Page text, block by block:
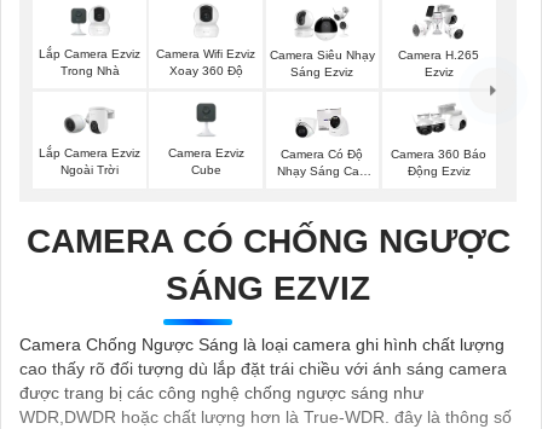
Lắp Camera Ezviz
Trong Nhà
Camera Wifi Ezviz
Xoay 360 Độ
Camera Siêu Nhạy
Sáng Ezviz
Camera H.265
Ezviz
Lắp Camera Ezviz
Ngoài Trời
Camera Ezviz
Cube
Camera Có Độ
Nhạy Sáng Cao
Camera 360 Báo
Động Ezviz
CAMERA CÓ CHỐNG NGƯỢC
SÁNG EZVIZ
Camera Chống Ngược Sáng là loại camera ghi hình chất lượng
cao thấy rõ đối tượng dù lắp đặt trái chiều với ánh sáng camera
được trang bị các công nghệ chống ngược sáng như
WDR,DWDR hoặc chất lượng hơn là True-WDR. đây là thông số